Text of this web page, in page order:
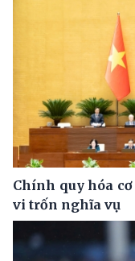
Chính quy hóa
vi trốn nghĩa vụ